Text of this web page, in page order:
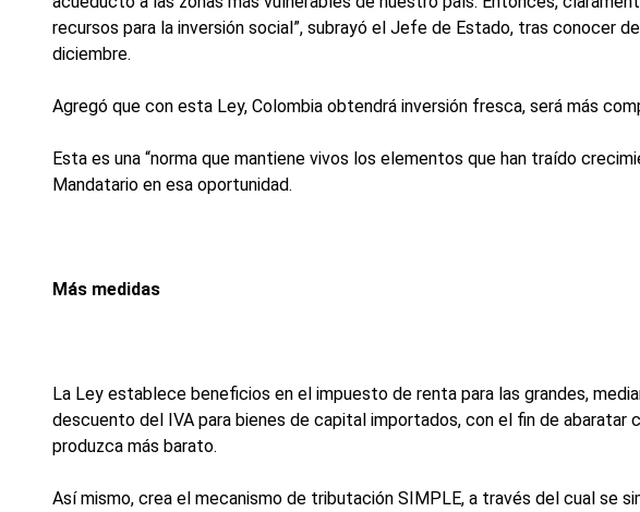
recursos para la inversión social”, subrayó el Jefe de Estado, tras conocer
diciembre.
Agregó que con esta Ley, Colombia obtendrá inversión fresca, será más
Esta es una “norma que mantiene vivos los elementos que han traído
Mandatario en esa oportunidad.
Más medidas
La Ley establece beneficios en el impuesto de renta para las grandes,
descuento del IVA para bienes de capital importados, con el fin de
produzca más barato.
Así mismo, crea el mecanismo de tributación SIMPLE, a través del cual se